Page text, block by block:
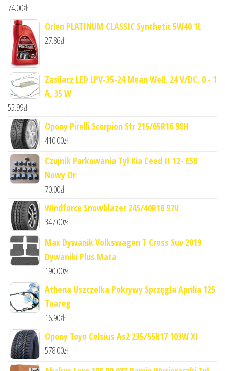
74.00zł
Orlen PLATINUM CLASSIC Synthetic 5W40 1L
27.86zł
Zasilacz LED LPV-35-24 Mean Well, 24 V/DC, 0 - 1
A, 35 W
55.99zł
Opony Pirelli Scorpion Str 215/65R16 98H
410.00zł
Czujnik Parkowania Tył Kia Ceed II 12- E5B
Nowy Or
70.00zł
Windforce Snowblazer 245/40R18 97V
347.00zł
Max Dywanik Volkswagen T Cross Suv 2019
Dywaniki Plus Mata
190.00zł
Athena Uszczelka Pokrywy Sprzęgła Aprilia 125
Tuareg
16.90zł
Opony Toyo Celsius As2 235/55R17 103W Xl
578.00zł